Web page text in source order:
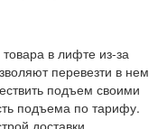
в лифте из-за
перевезти в нем
подъем своими
подъема по тарифу.
доставки